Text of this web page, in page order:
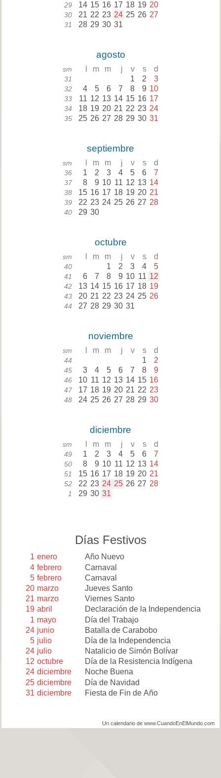
29 14 15 16 17 18 19 20
30 21 22 23 24 25 26 27
31 28 29 30 31
agosto
sm m m j v s d
31 1 2 3
32 4 5 6 7 8 9 10
33 11 12 13 14 15 16 17
34 18 19 20 21 22 23 24
35 25 26 27 28 29 30 31
septiembre
sm m m j v s d
36 1 2 3 4 5 6 7
37 8 9 10 11 12 13 14
38 15 16 17 18 19 20 21
39 22 23 24 25 26 27 28
40 29 30
octubre
sm m m j v s d
40 1 2 3 4 5
41 6 7 8 9 10 11 12
42 13 14 15 16 17 18 19
43 20 21 22 23 24 25 26
44 27 28 29 30 31
noviembre
sm m m j v s d
44 1 2
45 3 4 5 6 7 8 9
46 10 11 12 13 14 15 16
47 17 18 19 20 21 22 23
48 24 25 26 27 28 29 30
diciembre
sm m m j v s d
49 1 2 3 4 5 6 7
50 8 9 10 11 12 13 14
51 15 16 17 18 19 20 21
52 22 23 24 25 26 27 28
1 29 30 31
Días Festivos
1 enero
Año Nuevo
4 febrero
Carnaval
5 febrero
Carnaval
20 marzo
Jueves Santo
21 marzo
Viernes Santo
19 abril
Declaración de la Independencia
1 mayo
Día del Trabajo
24 junio
Batalla de Carabobo
5 julio
Día de la Independencia
24 julio
Natalicio de Simón Bolívar
12 octubre
Día de la Resistencia Indígena
24 diciembre
Noche Buena
25 diciembre
Día de Navidad
31 diciembre Fiesta de Fin de Año
Un calendario de www.CuandoEnElMundo.com